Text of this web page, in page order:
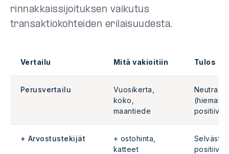
rinnakkaissijoituksen vaikutus
transaktiokohteiden erilaisuudesta.
Vertailu Mitä vakioitiin Tulos
Perusvertailu
Vuosikerta,
koko,
maantiede
Neutraali
(hieman
+ Arvostustekijät
+ ostohinta,
katteet
Selvästi